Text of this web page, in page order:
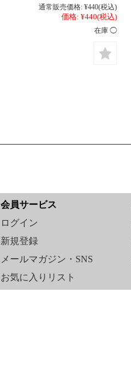
通常販売価格: ¥440(税込)
価格: ¥440(税込)
在庫 ◯
会員サービス
ログイン
新規登録
メールマガジン・SNS
お気に入りリスト